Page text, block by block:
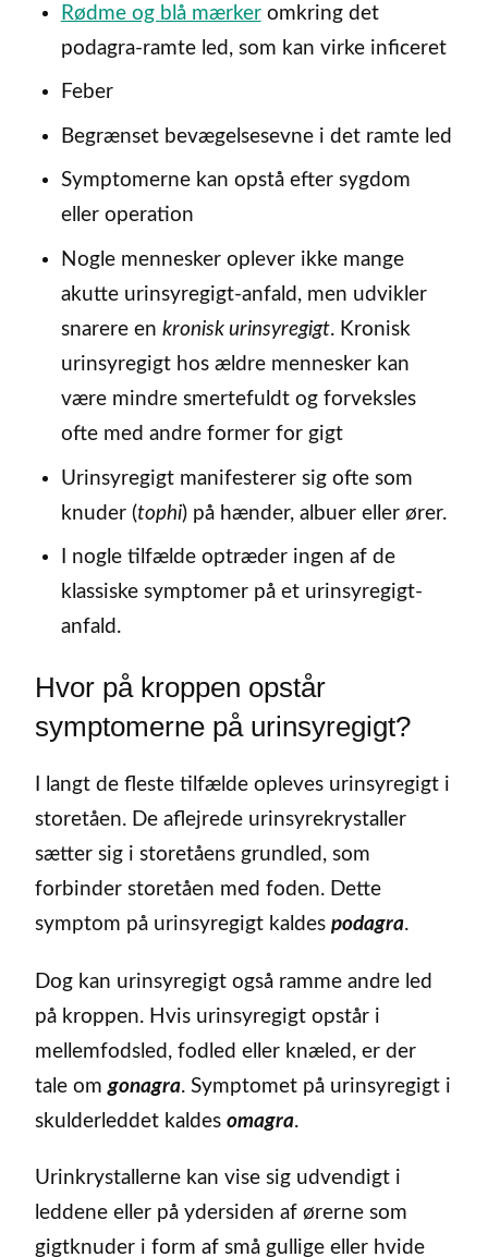
Rødme og blå mærkeromkring det
podagra-ramte led, som kan virke inficeret
Feber
Begrænset bevægelsesevne i det ramte led
Symptomerne kan opstå efter sygdom
eller operation
Nogle mennesker oplever ikke mange
akutte urinsyregigt-anfald, men udvikler
snarere en kronisk urinsyregigt. Kronisk
urinsyregigt hos ældre mennesker kan
være mindre smertefuldt og forveksles
ofte med andre former for gigt
Urinsyregigt manifesterer sig ofte som
knuder (tophi) på hænder, albuer eller ører.
I nogle tilfælde optræder ingen af de
klassiske symptomer på et urinsyregigt-
anfald.
Hvor på kroppen opstår
symptomerne på urinsyregigt?
I langt de fleste tilfælde opleves urinsyregigt i
storetåen. De aflejrede urinsyrekrystaller
sætter sig i storetåens grundled, som
forbinder storetåen med foden. Dette
symptom på urinsyregigt kaldes podagra.
Dog kan urinsyregigt også ramme andre led
på kroppen. Hvis urinsyregigt opstår i
mellemfodsled, fodled eller knæled, er der
tale om gonagra. Symptomet på urinsyregigt i
skulderleddet kaldes omagra.
Urinkrystallerne kan vise sig udvendigt i
leddene eller på ydersiden af ørerne som
gigtknuder i form af små gullige eller hvide